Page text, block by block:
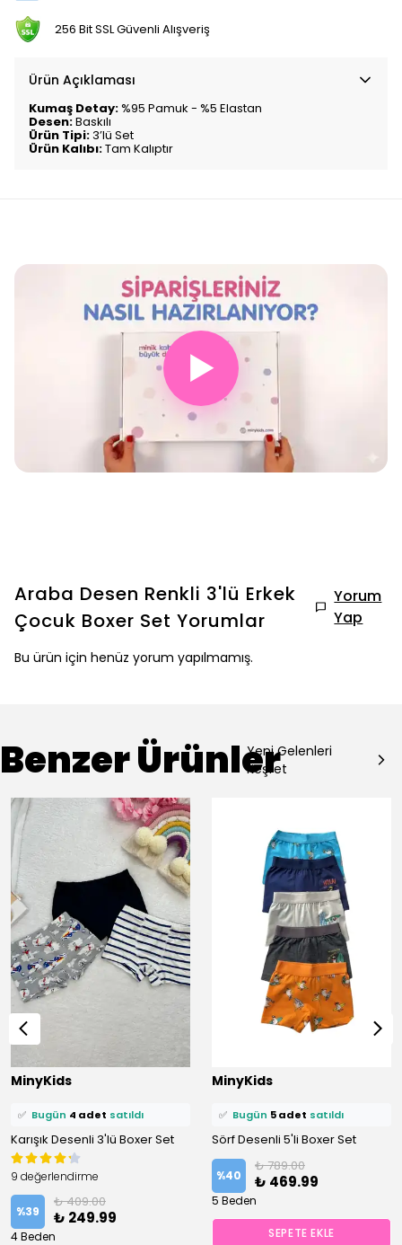
256 Bit SSL Güvenli Alışveriş
Ürün Açıklaması
Kumaş Detay:%95 Pamuk - %5 Elastan
Desen:Baskılı
Ürün Tipi:3’lü Set
Ürün Kalıbı:Tam Kalıptır
▶
Araba Desen Renkli 3'lü Erkek
Çocuk Boxer Set Yorumlar
Yorum
Yap
Bu ürün için henüz yorum yapılmamış.
Benzer ÜrünlerYeni Gelenleri
Keşfet
MinyKids
⭐️ Bu ürünü8 kişifavoriledi!
6 kişi
✅ Bugün 4 adet satıldı
Karışık Desenli 3'lü Boxer Set
9 değerlendirme
%39
₺ 409.00
₺ 249.99
4 Beden
MinyKids
7 kişi
✅ Bugün 5 adet satıldı
Sörf Desenli 5'li Boxer Set
%40
₺ 789.00
₺ 469.99
5 Beden
SEPETE EKLE